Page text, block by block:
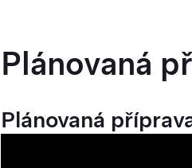
Plánovaná
Plánovaná